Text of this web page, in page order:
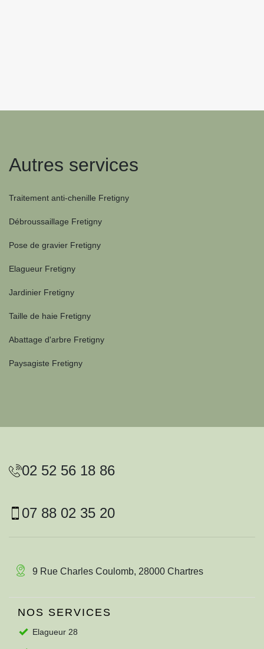
Autres services
Traitement anti-chenille Fretigny
Débroussaillage Fretigny
Pose de gravier Fretigny
Elagueur Fretigny
Jardinier Fretigny
Taille de haie Fretigny
Abattage d'arbre Fretigny
Paysagiste Fretigny
02 52 56 18 86
07 88 02 35 20
9 Rue Charles Coulomb, 28000 Chartres
NOS SERVICES
Elagueur 28